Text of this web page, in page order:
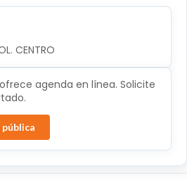
CENTRO
agenda en línea. Solicite